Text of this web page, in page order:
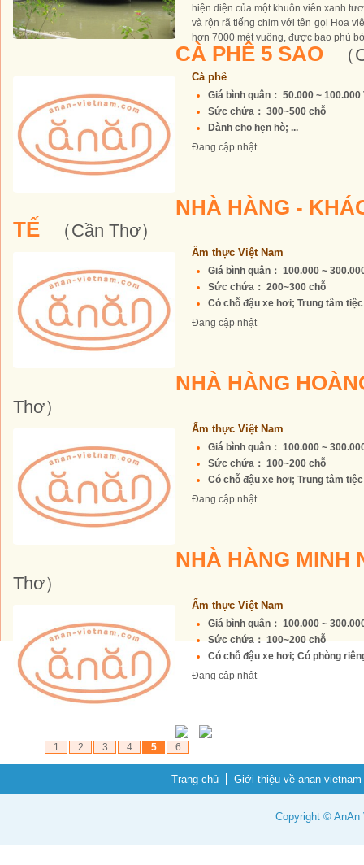
hiện diện của một khuôn viên xanh
và rộn rã tiếng chim với tên gọi Hoa
hơn 7000 mét vuông, được bao phủ
CÀ PHÊ 5 SAO
Cà phê
Giá bình quân： 50.000 ~ 100.000
Sức chứa： 300~500 chỗ
Dành cho hẹn hò; ...
Đang cập nhật
NHÀ HÀNG -
TẾ
（Cần Thơ）
Ẩm thực Việt Nam
Giá bình quân： 100.000 ~
Sức chứa： 200~300 chỗ
Có chỗ đậu xe hơi; Trung tâm
Đang cập nhật
NHÀ HÀNG
Thơ）
Ẩm thực Việt Nam
Giá bình quân： 100.000 ~
Sức chứa： 100~200 chỗ
Có chỗ đậu xe hơi; Trung tâm
Đang cập nhật
NHÀ HÀNG MINH
Thơ）
Ẩm thực Việt Nam
Giá bình quân： 100.000 ~
Sức chứa： 100~200 chỗ
Có chỗ đậu xe hơi; Có phòng
Đang cập nhật
1 2 3 4 5 6
Trang chủ Giới thiệu về anan vietnam
Copyright © AnAn